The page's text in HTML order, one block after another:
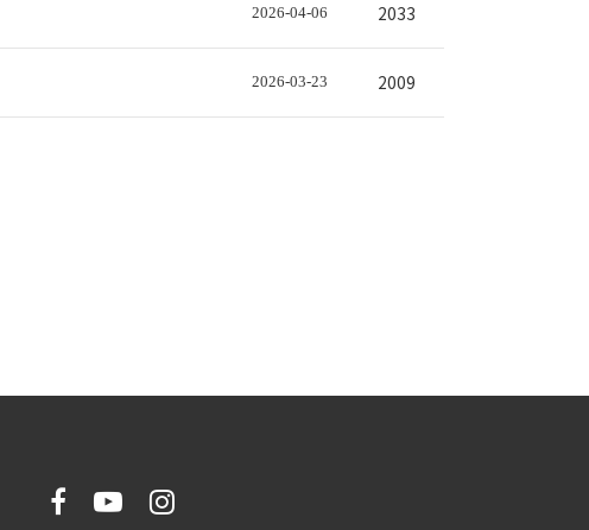
2026-04-06 2033
2026-03-23 2009